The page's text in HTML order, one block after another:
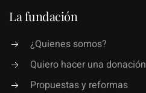
La fundación
¿Quienes somos?
Quiero hacer una donación
Propuestas y reformas